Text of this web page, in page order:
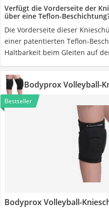
Verfügt die Vorderseite der
über eine Teflon-
Die Vorderseite dieser
einer patentierten Teflon-
Haltbarkeit beim Gleiten auf
Bodyprox Volleyball-
Bestseller
Bodyprox Volleyball-